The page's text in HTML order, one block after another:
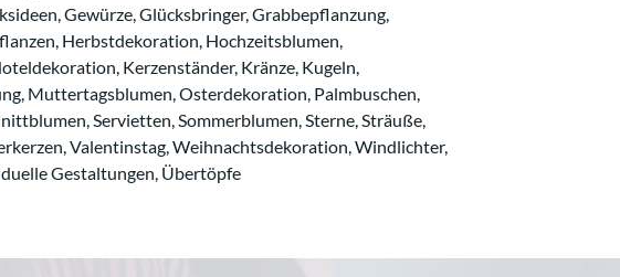
Gewürze, Glücksbringer, Grabbepflanzung,
Herbstdekoration, Hochzeitsblumen,
Kerzenständer, Kränze, Kugeln,
Muttertagsblumen, Osterdekoration, Palmbuschen,
Servietten, Sommerblumen, Sterne, Sträuße,
Valentinstag, Weihnachtsdekoration, Windlichter,
Gestaltungen, Übertöpfe